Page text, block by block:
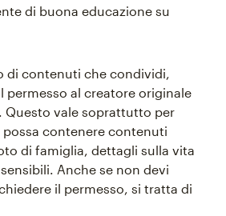
di buona educazione su
di contenuti che condividi,
permesso al creatore originale
Questo vale soprattutto per
contenere contenuti
di famiglia, dettagli sulla vita
Anche se non devi
il permesso, si tratta di